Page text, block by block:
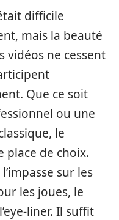
difficile
mais la beauté
vidéos ne cessent
Que ce soit
ou une
le
place de choix.
sur les
les joues, le
liner. Il suffit